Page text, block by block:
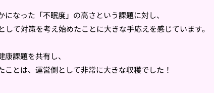
なった「不眠度」 の高さという課題に対し、
として対策を考え始めたことに大きな手応えを感じています。
課題を共有し、
とは、 運営側として非常に大きな収穫でした！